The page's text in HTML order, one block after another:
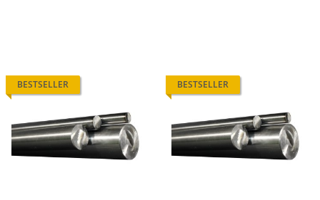
BESTSELLER BESTSELLER